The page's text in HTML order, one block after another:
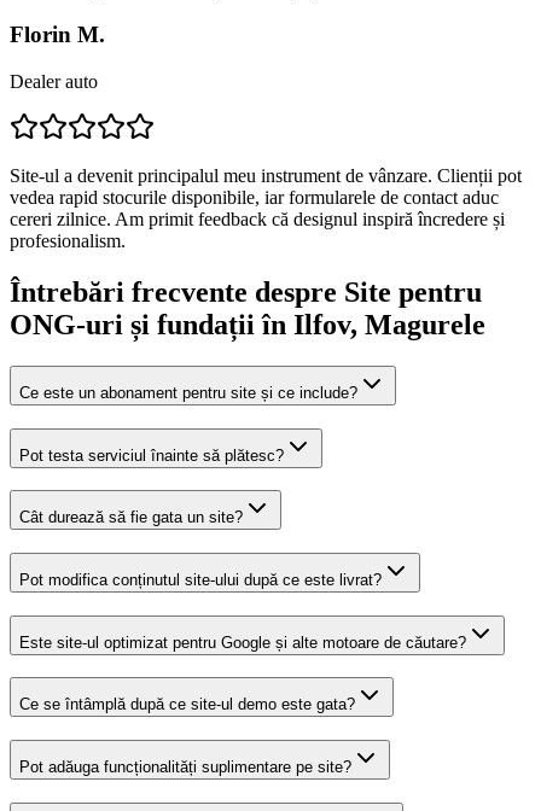
Florin M.
Dealer auto
Site-ul a devenit principalul meu instrument de vânzare. Clienții pot
vedea rapid stocurile disponibile, iar formularele de contact aduc
cereri zilnice. Am primit feedback că designul inspiră încredere și
profesionalism.
Întrebări frecvente despre Site pentru
ONG-uri și fundații în Ilfov, Magurele
Ce este un abonament pentru site și ce include?
Pot testa serviciul înainte să plătesc?
Cât durează să fie gata un site?
Pot modifica conținutul site-ului după ce este livrat?
Este site-ul optimizat pentru Google și alte motoare de căutare?
Ce se întâmplă după ce site-ul demo este gata?
Pot adăuga funcționalități suplimentare pe site?